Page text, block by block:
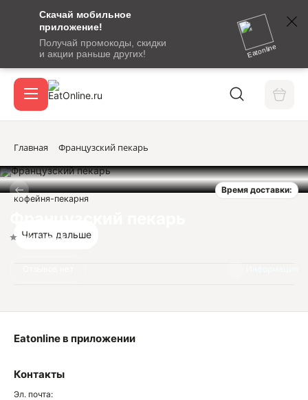
Скачай мобильное
приложение!
Получай промокоды, скидки
и акции раньше других!
Eatonline
сообщение
кодом
подтверждения
Вход / регистрация
Акции
Главная Французский пекарь
Время доставки:
Нет оценок
кофейня-пекарня
Читать дальше
Контакты
Эл. почта:
Eatonline в приложении